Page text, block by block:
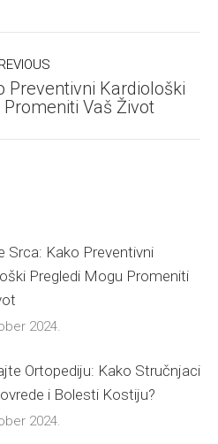
Previous
Preventivni Kardiološki
Vaš Život
Srca: Kako Preventivni
Pregledi Mogu Promeniti
2024.
Ortopediju: Kako Stručnjaci
i Bolesti Kostiju?
2024.